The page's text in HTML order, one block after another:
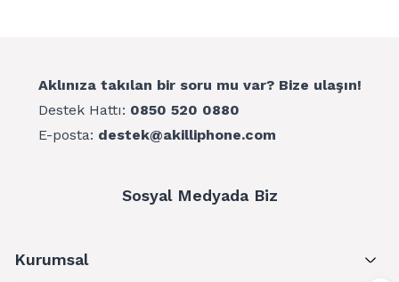
Aklınıza takılan bir soru mu var? Bize ulaşın!
Destek Hattı: 0850 520 0880
E-posta: destek@akilliphone.com
Sosyal Medyada Biz
Kurumsal